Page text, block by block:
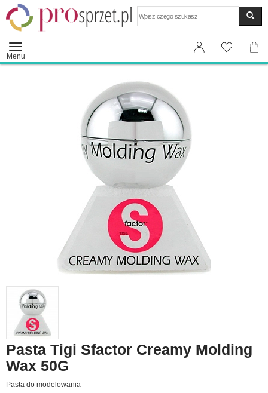
Menu
Pasta Tigi Sfactor Creamy Molding
Wax 50G
Pasta do modelowania